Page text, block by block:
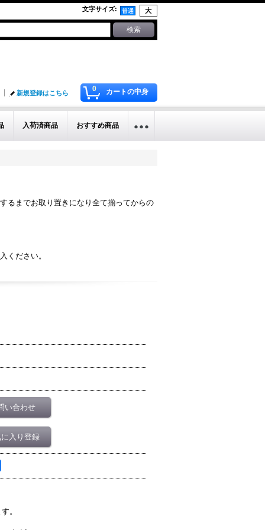
文字サイズ:
0 カートの中身
新規登録はこちら
入荷済商品 おすすめ商品
るまでお取り置きになり全て揃ってからの
ください。
い合わせ
入り登録
。